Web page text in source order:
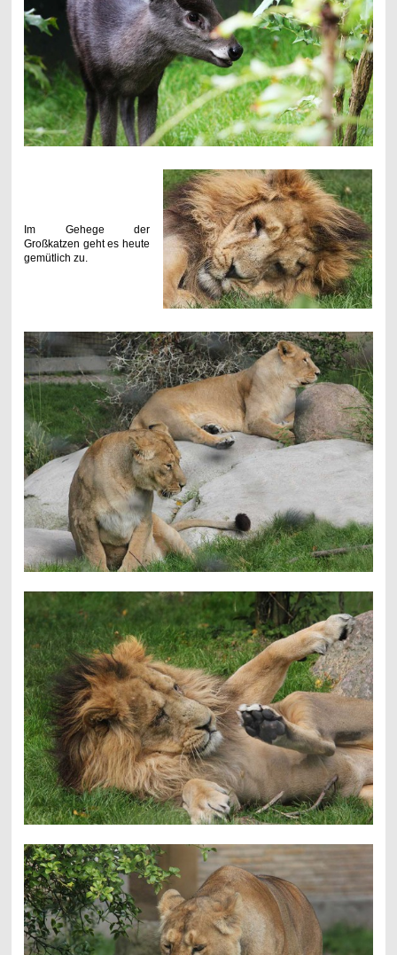
Im Gehege der
Großkatzen geht es heute
gemütlich zu.